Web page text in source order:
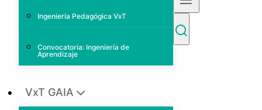
Ingeniería Pedagógica VxT
Convocatoria: Ingeniería de
Aprendizaje
VxT GAIA